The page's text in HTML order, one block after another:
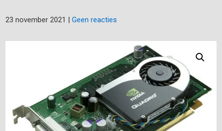
23 november 2021 |Geen reacties